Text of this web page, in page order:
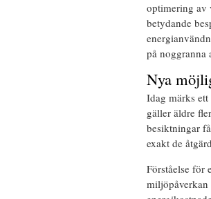
optimering av
betydande
på noggranna
Nya
Idag märks
gäller äldre
besiktningar
exakt de
Förståelse för
miljöpåverkan